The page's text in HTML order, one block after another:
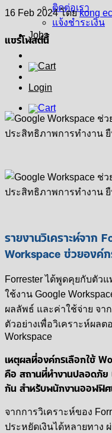
ติดต่อเรา
แจ้งชำระเงิน
Jobs
Login
16 Feb 2024โดยkong
แชร์โพสต์นี้
รายงานวิเคราะห์จาก
Workspace ช่วยองค์
Forrester ได้พูดคุยกับตัว
ใช้งาน Google
ผลลัพธ์ และค่าใช้จ่าย จา
ตัวอย่างเพื่อวิเคราะห์ผล
Workspace
เหตุผลที่องค์กรเลือกใช้
คือ สถานที่ทำงานปลอดภัย
กัน สำหรับพนักงานออฟฟิ
จากการวิเคราะห์ของ
ประหยัดเงินได้หลายทาง